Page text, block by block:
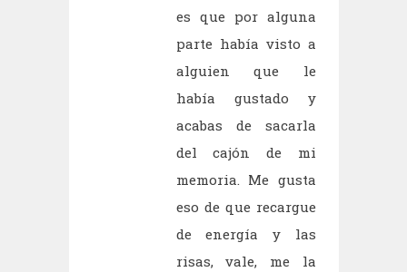
es que por alguna
parte había visto a
alguien que le
había gustado y
acabas de sacarla
del cajón de mi
memoria. Me gusta
eso de que recargue
de energía y las
risas, vale, me la